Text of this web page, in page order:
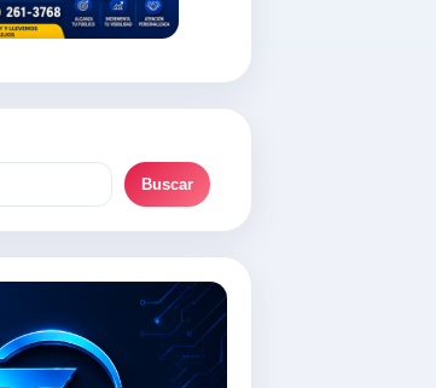
Buscar